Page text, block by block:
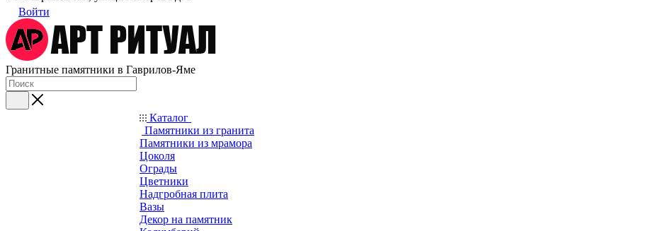
Войти
Гранитные памятники в Гаврилов-Яме
Каталог
Памятники из гранита
Памятники из мрамора
Цоколя
Ограды
Цветники
Надгробная плита
Вазы
Декор на памятник